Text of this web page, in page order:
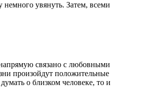
немного увянуть. Затем, всеми
связано с любовными
произойдут положительные
о близком человеке, то и